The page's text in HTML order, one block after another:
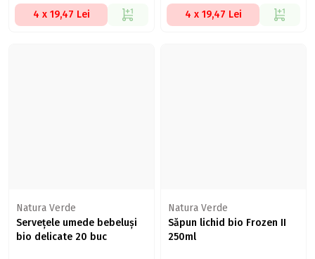
4 x 19,47 Lei 4 x 19,47 Lei
Natura Verde
Servețele umede bebeluși
bio delicate 20 buc
Natura Verde
Săpun lichid bio Frozen II
250ml